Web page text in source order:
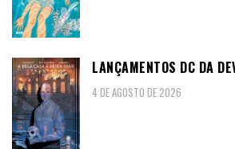
LANÇAMENTOS DC DA
4 DE AGOSTO DE 2026